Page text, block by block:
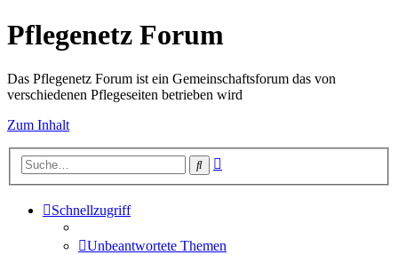
Pflegenetz Forum
Das Pflegenetz Forum ist ein Gemeinschaftsforum das von
verschiedenen Pflegeseiten betrieben wird
Zum Inhalt
Suche
Schnellzugriff
Unbeantwortete Themen